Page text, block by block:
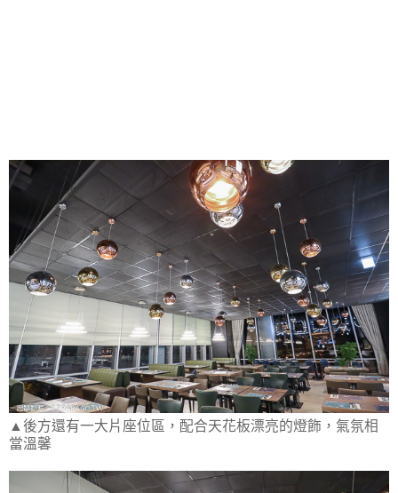
▲後方還有一大片座位區，配合天花板漂亮的燈飾，氣氛相
當溫馨